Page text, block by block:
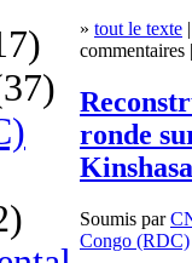
» tout le texte
commentaires
ronde
Kinshasa
Soumis par
Congo (RDC)